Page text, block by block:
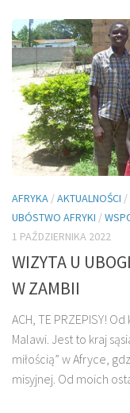
AFRYKA /AKTUALNOŚCI /
UBÓSTWO AFRYKI /
1 PAŹDZIERNIKA 2022
WIZYTA U
W ZAMBII
ACH, TE PRZEPISY!
Malawi. Jest to kraj
miłością” w Afryce,
misyjnej. Od moich